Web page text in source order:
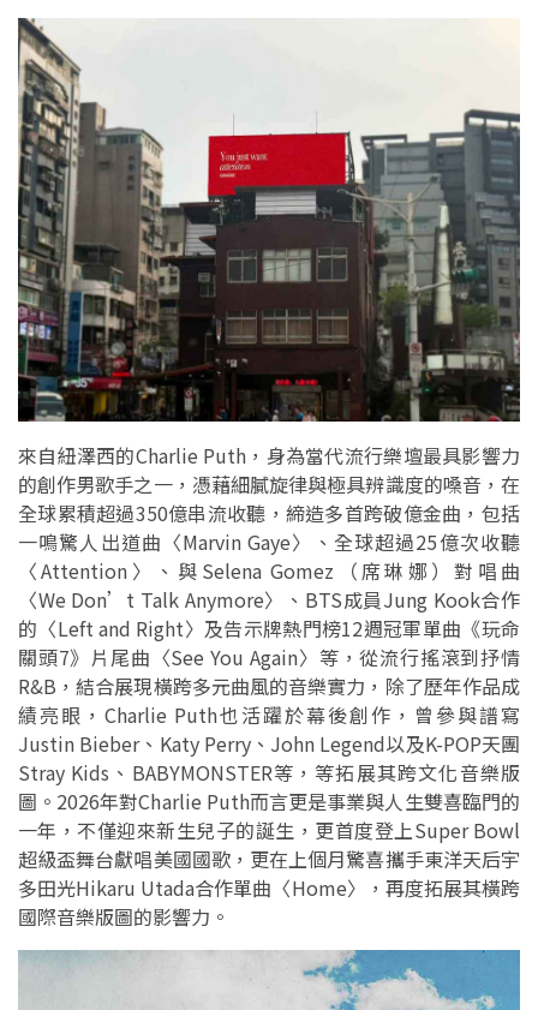
來自紐澤西的Charlie Puth，身為當代流行樂壇最具影響力
的創作男歌手之一，憑藉細膩旋律與極具辨識度的嗓音，在
全球累積超過350億串流收聽，締造多首跨破億金曲，包括
一鳴驚人出道曲〈Marvin Gaye〉、全球超過25億次收聽
〈Attention〉、與Selena Gomez（席琳娜）對唱曲
〈We Don’t Talk Anymore〉、BTS成員Jung Kook合作
的〈Left and Right〉及告示牌熱門榜12週冠軍單曲《玩命
關頭7》片尾曲〈See You Again〉等，從流行搖滾到抒情
R&B，結合展現橫跨多元曲風的音樂實力，除了歷年作品成
績亮眼，Charlie Puth也活躍於幕後創作，曾參與譜寫
Justin Bieber、Katy Perry、John Legend以及K-POP天團
Stray Kids、BABYMONSTER等，等拓展其跨文化音樂版
圖。2026年對Charlie Puth而言更是事業與人生雙喜臨門的
一年，不僅迎來新生兒子的誕生，更首度登上Super Bowl
超級盃舞台獻唱美國國歌，更在上個月驚喜攜手東洋天后宇
多田光Hikaru Utada合作單曲〈Home〉，再度拓展其橫跨
國際音樂版圖的影響力。